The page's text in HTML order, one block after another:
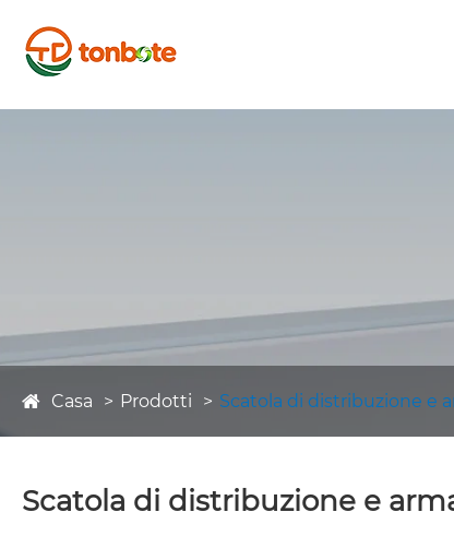
Casa Prodotti Scatola di distribuzione e
Scatola di distribuzione e